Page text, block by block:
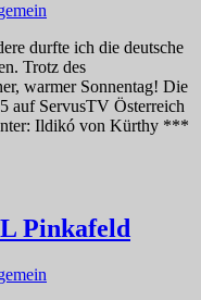
durfte ich die deutsche
Trotz des
warmer Sonnentag! Die
auf ServusTV Österreich
Ildikó von Kürthy ***
Pinkafeld